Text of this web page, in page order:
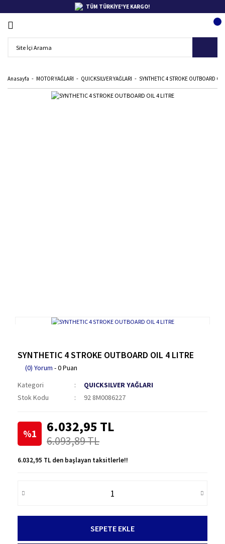
TÜM TÜRKİYE'YE KARGO!
Anasayfa MOTOR YAĞLARI QUICKSILVER YAĞLARI SYNTHETIC 4 STROKE OUTBOARD
SYNTHETIC 4 STROKE OUTBOARD OIL 4 LITRE
(0) Yorum - 0 Puan
Kategori
QUICKSILVER YAĞLARI
Stok Kodu
92 8M0086227
%1 6.032,95 TL
6.093,89 TL
6.032,95 TL den başlayan taksitlerle!!
SEPETE EKLE